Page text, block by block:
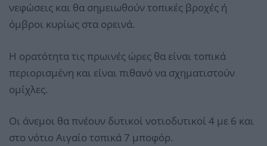
νεφώσεις και θα σημειωθούν τοπικές βροχές ή
όμβροι κυρίως στα ορεινά.
Η ορατότητα τις πρωινές ώρες θα είναι τοπικά
περιορισμένη και είναι πιθανό να σχηματιστούν
ομίχλες.
Οι άνεμοι θα πνέουν δυτικοί νοτιοδυτικοί 4 με 6 και
στο νότιο Αιγαίο τοπικά 7 μποφόρ.